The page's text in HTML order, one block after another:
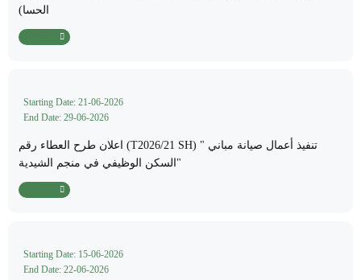
الحسا)
Read More
Starting Date: 21-06-2026
End Date: 29-06-2026
اعلان طرح العطاء رقم (T2026/21 SH) " تنفيذ أعمال صيانة مباني
السكن الوظيفي في منجم الشيدية"
Read More
Starting Date: 15-06-2026
End Date: 22-06-2026